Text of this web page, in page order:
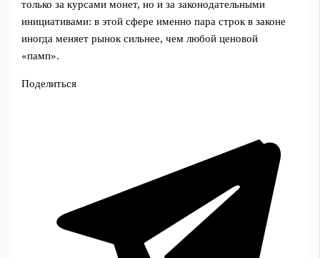
только за курсами монет, но и за законодательными
инициативами: в этой сфере именно пара строк в законе
иногда меняет рынок сильнее, чем любой ценовой
«памп».
Поделиться